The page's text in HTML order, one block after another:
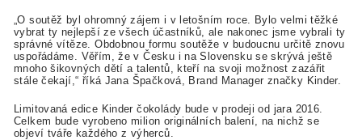
„O soutěž byl ohromný zájem i v letošním roce. Bylo velmi těžké
vybrat ty nejlepší ze všech účastníků, ale nakonec jsme vybrali ty
správné vítěze. Obdobnou formu soutěže v budoucnu určitě znovu
uspořádáme. Věřím, že v Česku i na Slovensku se skrývá ještě
mnoho šikovných dětí a talentů, kteří na svoji možnost zazářit
stále čekají,“ říká Jana Špačková, Brand Manager značky Kinder.
Limitovaná edice Kinder čokolády bude v prodeji od jara 2016.
Celkem bude vyrobeno milion originálních balení, na nichž se
objeví tváře každého z výherců.